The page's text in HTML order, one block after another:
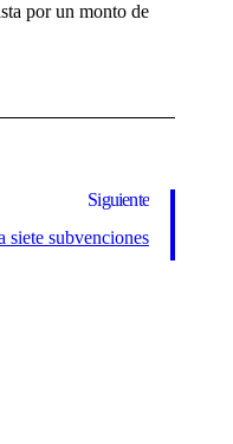
por un monto de
Siguiente
siete subvenciones